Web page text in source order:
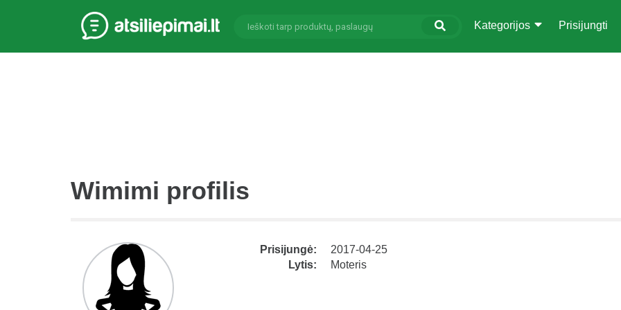
Kategorijos Prisijungti
Wimimi profilis
Prisijungė:
2017-04-25
Lytis:
Moteris